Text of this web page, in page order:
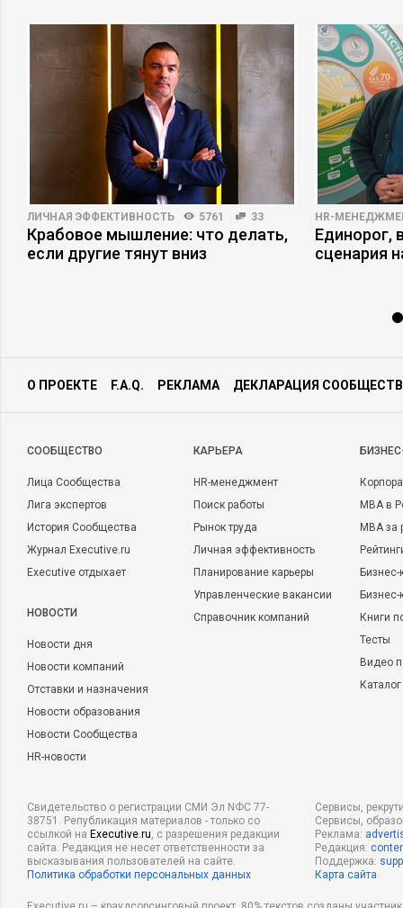
ЛИЧНАЯ ЭФФЕКТИВНОСТЬ 5761 33
Крабовое мышление: что делать,
если другие тянут вниз
HR-
Единорог,
сценария
О ПРОЕКТЕ F.A.Q. РЕКЛАМА ДЕКЛАРАЦИЯ
CООБЩЕСТВО
Лица Сообщества
Лига экспертов
История Сообщества
Журнал Executive.ru
Executive отдыхает
НОВОСТИ
Новости дня
Новости компаний
Отставки и назначения
Новости образования
Новости Сообщества
HR-новости
КАРЬЕРА
HR-менеджмент
Поиск работы
Рынок труда
Личная эффективность
Планирование карьеры
Управленческие вакансии
Справочник компаний
MBA в
MBA
Бизнес-
Книги
Тесты
Видео
Свидетельство о регистрации СМИ Эл NФС 77-
38751. Републикация материалов - только со
ссылкой на Executive.ru, с разрешения редакции
сайта. Редакция не несет ответственности за
высказывания пользователей на сайте.
Политика обработки персональных данных
Сервисы,
Сервисы,
Реклама:
Редакция:
Поддержка:
Карта сайта